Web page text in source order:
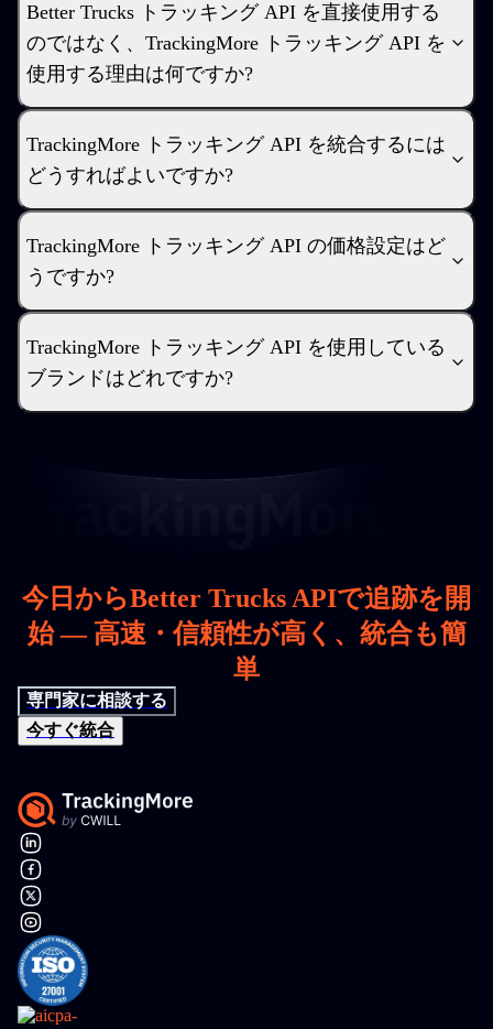
Better Trucks トラッキング API を直接使用する
のではなく、TrackingMore トラッキング API を
使用する理由は何ですか?
TrackingMore トラッキング API を統合するには
どうすればよいですか?
TrackingMore トラッキング API の価格設定はど
うですか?
TrackingMore トラッキング API を使用している
ブランドはどれですか?
今日からBetter Trucks APIで追跡を開
始 — 高速・信頼性が高く、統合も簡
単
専門家に相談する
今すぐ統合